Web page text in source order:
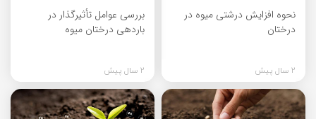
نحوه افزایش درشتی میوه در
درختان
2 سال پیش
بررسی عوامل تأثیرگذار در
باردهی درختان میوه
2 سال پیش